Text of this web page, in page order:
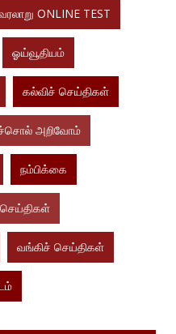
ONLINE TEST
ஓய்வூதியம்
கல்விச் செய்திகள்
அறிவோம்
நம்பிக்கை
செய்திகள்
வங்கிச் செய்திகள்